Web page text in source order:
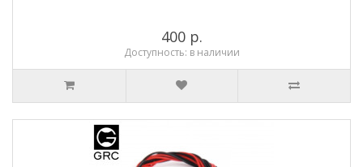
400 р.
Доступность: в наличии